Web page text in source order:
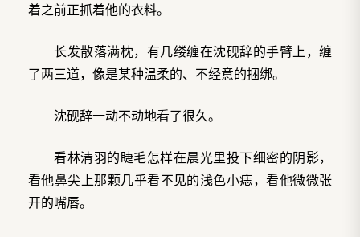
着之前正抓着他的衣料。
长发散落满枕，有几缕缠在沈砚辞的手臂上，缠
了两三道，像是某种温柔的、不经意的捆绑。
沈砚辞一动不动地看了很久。
看林清羽的睫毛怎样在晨光里投下细密的阴影，
看他鼻尖上那颗几乎看不见的浅色小痣，看他微微张
开的嘴唇。